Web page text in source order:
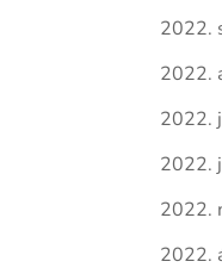
2022.
2022.
2022.
2022.
2022.
2022.